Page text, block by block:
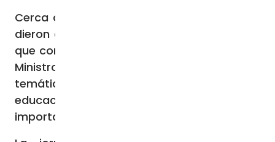
Cerca de 500 educadores de todo Chile se
dieron cita para dar vida a este Congreso,
que comenzó el jueves 28 de septiembre. El
Ministro Cataldo abordó la relevante
temática de la complementación de la
educación pública y privada, destacando la
importancia del trabajo conjunto.